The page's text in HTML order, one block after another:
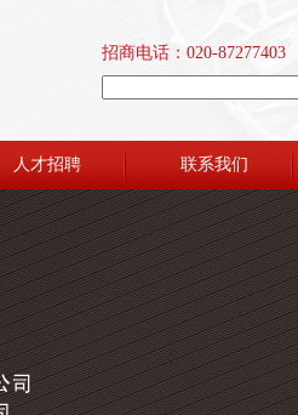
招商电话：020-87277403
人才招聘 联系我们